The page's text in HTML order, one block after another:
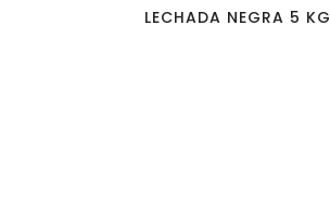
LECHADA NEGRA 5 KG